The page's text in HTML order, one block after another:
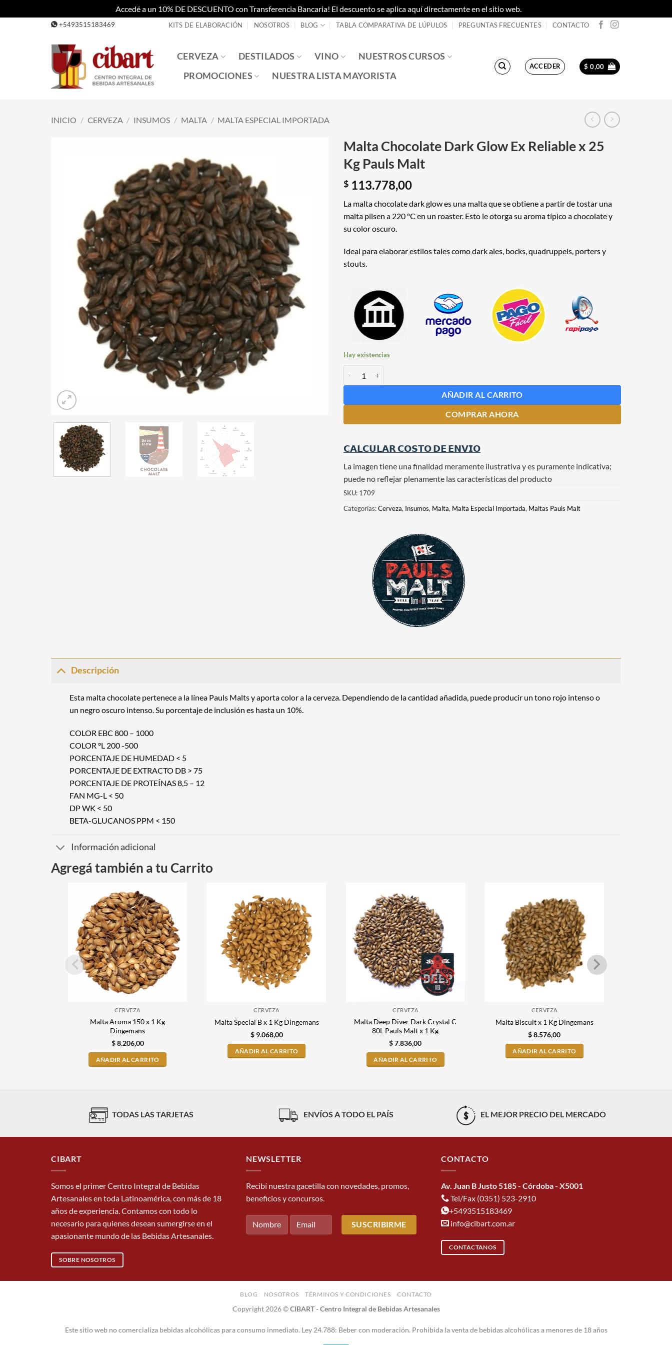
Accedé a un 10% DE DESCUENTO con Transferencia Bancaria! El descuento se aplica aquí directamente en el sitio web.
+5493515183469 KITS DE ELABORACIÓN NOSOTROS BLOG TABLA COMPARATIVA DE LÚPULOS PREGUNTAS FRECUENTES CONTACTO
CERVEZA DESTILADOS VINO
NUESTROS CURSOS
PROMOCIONES
NUESTRA LISTA MAYORISTA
ACCEDER $ 0,00
INICIO / CERVEZA / INSUMOS / MALTA / MALTA ESPECIAL IMPORTADA
Malta Chocolate Dark Glow Ex Reliable x 25
Kg Pauls Malt
$ 113.778,00
La malta chocolate dark glow es una malta que se obtiene a partir de tostar una
malta pilsen a 220 °C en un roaster. Esto le otorga su aroma típico a chocolate y
su color oscuro.
Ideal para elaborar estilos tales como dark ales, bocks, quadruppels, porters y
stouts.
Hay existencias
AÑADIR AL CARRITO
COMPRAR AHORA
𝗖𝗔𝗟𝗖𝗨𝗟𝗔𝗥 𝗖𝗢𝗦𝗧𝗢 𝗗𝗘 𝗘𝗡𝗩𝗜𝗢
La imagen tiene una finalidad meramente ilustrativa y es puramente indicativa;
puede no reflejar plenamente las características del producto
SKU: 1709
Categorías:Cerveza, Insumos, Malta, Malta Especial Importada, Maltas Pauls Malt
Descripción
Esta malta chocolate pertenece a la línea Pauls Maltsy aporta color a la cerveza. Dependiendo de la cantidad añadida, puede producir un tono rojo intenso o
un negro oscuro intenso. Su porcentaje de inclusión es hasta un 10%.
COLOR EBC 800 – 1000
COLOR °L 200 -500
PORCENTAJE DE HUMEDAD < 5
PORCENTAJE DE EXTRACTO DB > 75
PORCENTAJE DE PROTEÍNAS 8,5 – 12
FAN MG-L < 50
DP WK < 50
BETA-GLUCANOS PPM < 150
Información adicional
Agregá también a tu Carrito
CERVEZA
Malta Aroma 150 x 1 Kg
Dingemans
$8.206,00
AÑADIR AL CARRITO
CERVEZA
Malta Special B x 1 Kg Dingemans
$9.068,00
AÑADIR AL CARRITO
CERVEZA
Malta Deep Diver Dark Crystal C
80L Pauls Malt x 1 Kg
$7.836,00
AÑADIR AL CARRITO
CERVEZA
Malta Biscuit x 1 Kg Dingemans
$8.576,00
AÑADIR AL CARRITO
TODAS LAS TARJETAS ENVÍOS A TODO EL PAÍS EL MEJOR PRECIO DEL MERCADO
CIBART
Somos el primer Centro Integral de Bebidas
Artesanales en toda Latinoamérica, con más de 18
años de experiencia. Contamos con todo lo
necesario para quienes desean sumergirse en el
apasionante mundo de las Bebidas Artesanales.
SOBRE NOSOTROS
NEWSLETTER
Recibí nuestra gacetilla con novedades, promos,
beneficios y concursos.
CONTACTO
Av. Juan B Justo 5185 - Córdoba - X5001
Tel/Fax (0351) 523-2910
+5493515183469
info@cibart.com.ar
CONTACTANOS
BLOG NOSOTROS TÉRMINOS Y CONDICIONES CONTACTO
Copyright 2026 ©CIBART - Centro Integral de Bebidas Artesanales
Este sitio web no comercializa bebidas alcohólicas para consumo inmediato. Ley 24.788: Beber con moderación. Prohibida la venta de bebidas alcohólicas a menores de 18 años